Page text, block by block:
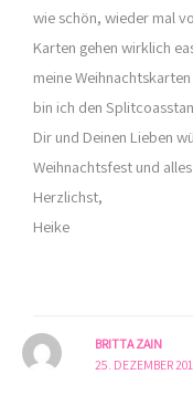
wie schön, wieder mal
Karten gehen wirklich
meine
bin ich den
Dir und Deinen Lieben
Weihnachtsfest und
Herzlichst,
Heike
BRITTA ZAIN
25. DEZEMBER